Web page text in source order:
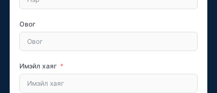
Овог
Имэйл хаяг